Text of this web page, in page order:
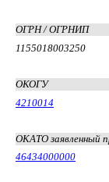
ОГРН / ОГРНИП
1155018003250
ОКОГУ
4210014
ОКАТО заявленный
46434000000